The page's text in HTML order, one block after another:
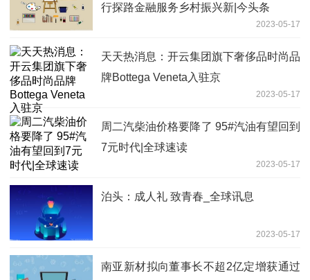
行探路金融服务乡村振兴新|今头条
2023-05-17
天天热消息：开云集团旗下奢侈品时尚品
牌Bottega Veneta入驻京
2023-05-17
周二汽柴油价格要降了 95#汽油有望回到
7元时代|全球速读
2023-05-17
泊头：成人礼 致青春_全球讯息
2023-05-17
南亚新材拟向董事长不超2亿定增获通过